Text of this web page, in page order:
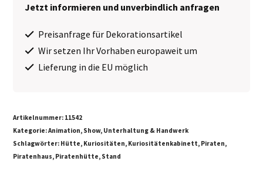
Menge
Jetzt informieren und unverbindlich anfragen
Preisanfrage für Dekorationsartikel
Wir setzen Ihr Vorhaben europaweit um
Lieferung in die EU möglich
Artikelnummer: 11542
Kategorie:Animation, Show, Unterhaltung & Handwerk
Schlagwörter: Hütte, Kuriositäten, Kuriositätenkabinett, Piraten,
Piratenhaus, Piratenhütte, Stand